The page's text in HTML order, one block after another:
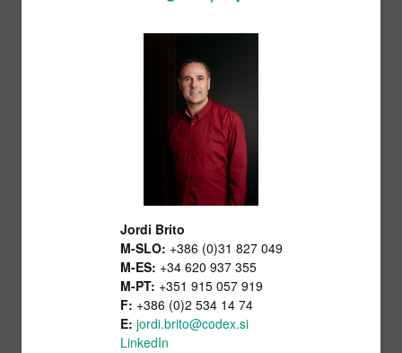
Jordi Brito
M-SLO: +386 (0)31 827 049
M-ES: +34 620 937 355
M-PT: +351 915 057 919
F: +386 (0)2 534 14 74
E: jordi.brito@codex.si
LinkedIn